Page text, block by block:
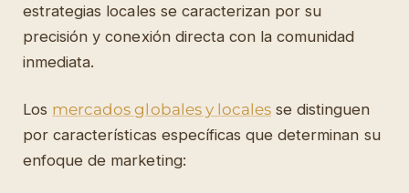
estrategias locales se caracterizan por su
precisión y conexión directa con la comunidad
inmediata.
Los mercados globales y locales se distinguen
por características específicas que determinan su
enfoque de marketing: